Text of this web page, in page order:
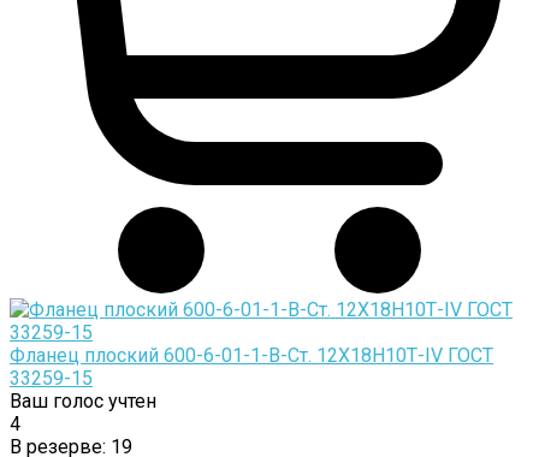
Фланец плоский 600-6-01-1-B-Cт. 12Х18Н10Т-IV ГОСТ
33259-15
Ваш голос учтен
4
В резерве: 19